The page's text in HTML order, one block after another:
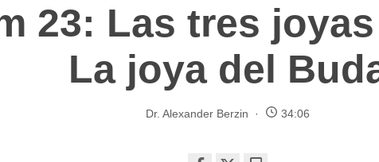
23: Las tres
La joya del
Dr. Alexander Berzin 34:06